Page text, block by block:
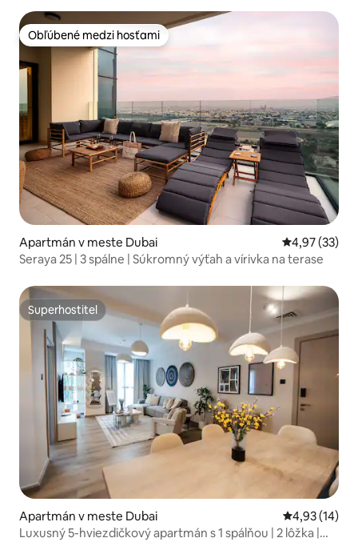
Obľúbené medzi hosťami
Obľúbené medzi hosťami
Apartmán v meste Dubai Priemerné
4,97 (33)
Seraya 25 | 3 spálne | Súkromný výťah a vírivka na terase
Superhostiteľ
Superhostiteľ
Apartmán v meste Dubai Priemerné
4,93 (14)
Luxusný 5-hviezdičkový apartmán s 1 spálňou | 2 lôžka |